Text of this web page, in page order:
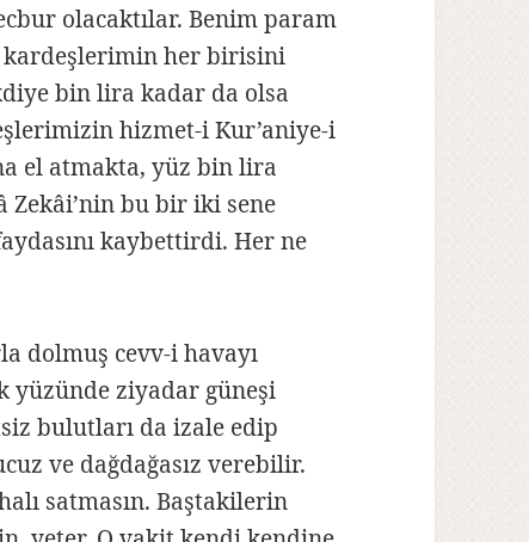
olacaktılar. Benim param
kardeşlerimin her birisini
bin lira kadar da olsa
hizmet-i Kur’aniye-i
el atmakta, yüz bin lira
Zekâi’nin bu bir iki sene
kaybettirdi. Her ne
dolmuş cevv-i havayı
yüzünde ziyadar güneşi
bulutları da izale edip
ve dağdağasız verebilir.
satmasın. Baştakilerin